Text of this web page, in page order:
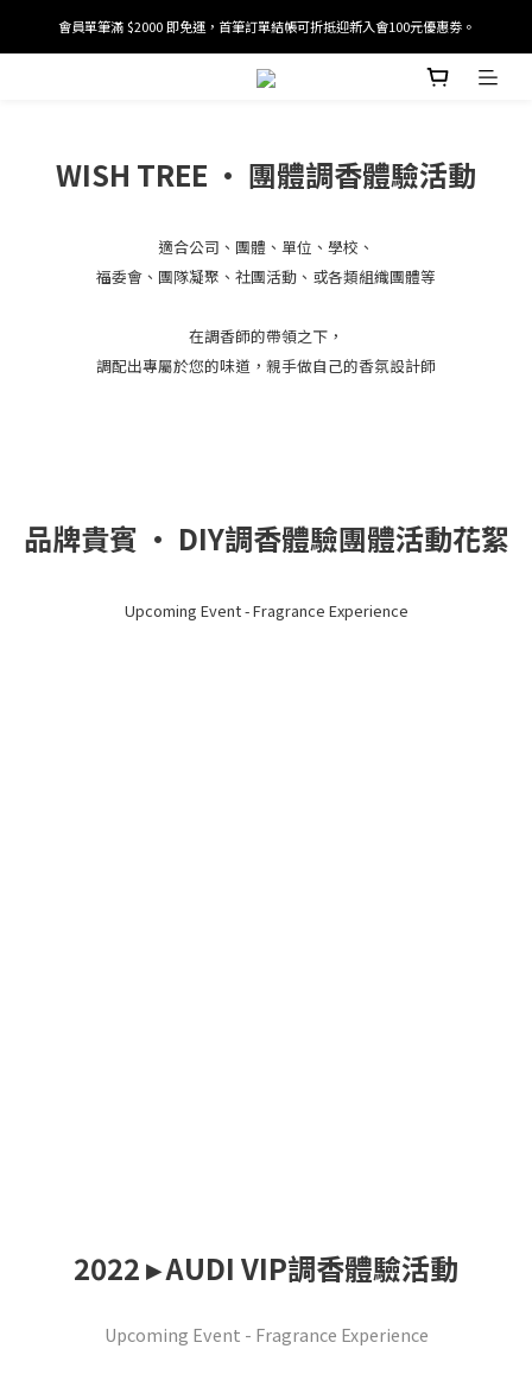
加入/驗證會員並綁定電話號碼，即可獲得百元購物金2張。
會員單筆滿 $2000 即免運，首筆訂單結帳可折抵迎新入會100元優惠劵。
加入/驗證會員並綁定電話號碼，即可獲得百元購物金2張。
WISH TREE · 團體調香體驗活動
適合公司、團體、單位、學校、
福委會、團隊凝聚、社團活動、或各類組織團體等
在調香師的帶領之下，
調配出專屬於您的味道，親手做自己的香氛設計師
品牌貴賓 · DIY調香體驗團體活動花絮
Upcoming Event - Fragrance Experience
2022 ▸ AUDI VIP調香體驗活動
Upcoming Event - Fragrance Experience